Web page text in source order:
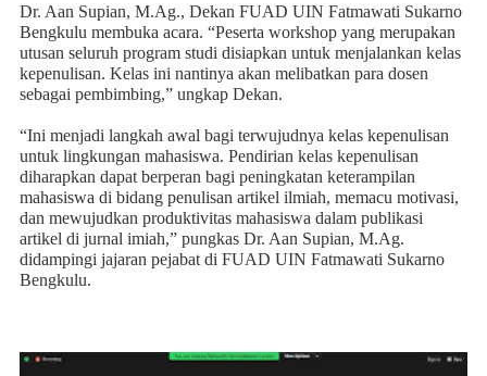
Dr. Aan Supian, M.Ag., Dekan FUAD UIN Fatmawati Sukarno
Bengkulu membuka acara. “Peserta workshop yang merupakan
utusan seluruh program studi disiapkan untuk menjalankan kelas
kepenulisan. Kelas ini nantinya akan melibatkan para dosen
sebagai pembimbing,” ungkap Dekan.
“Ini menjadi langkah awal bagi terwujudnya kelas kepenulisan
untuk lingkungan mahasiswa. Pendirian kelas kepenulisan
diharapkan dapat berperan bagi peningkatan keterampilan
mahasiswa di bidang penulisan artikel ilmiah, memacu motivasi,
dan mewujudkan produktivitas mahasiswa dalam publikasi
artikel di jurnal imiah,” pungkas Dr. Aan Supian, M.Ag.
didampingi jajaran pejabat di FUAD UIN Fatmawati Sukarno
Bengkulu.